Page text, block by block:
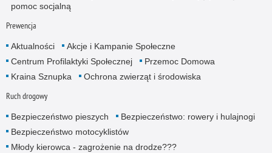
pomoc socjalną
Prewencja
Aktualności
Akcje i Kampanie Społeczne
Centrum Profilaktyki Społecznej
Przemoc Domowa
Kraina Sznupka
Ochrona zwierząt i środowiska
Ruch drogowy
Bezpieczeństwo pieszych
Bezpieczeństwo: rowery i hulajnogi
Bezpieczeństwo motocyklistów
Młody kierowca - zagrożenie na drodze???